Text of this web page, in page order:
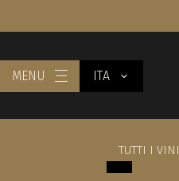
MENU ITA
TUTTI I VINI